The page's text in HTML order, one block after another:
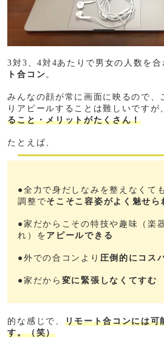
3対3、4対4あたりで男女の人数を合
ト合コン 。
みんなの顔が常に画面に映るので、
りアピールすることは難しいですが
ること・メリットがたくさん！
たとえば、
●全力で身だしなみを整えなくて
調整でそこそこ容姿がよく魅せら
●家だからこその特技や趣味（楽
れ）を アピールできる
●外での合コンより 圧倒的にコス
●家だから 変に緊張しなくてすむ
的な感じで、 リモート合コンには可
す。（笑）